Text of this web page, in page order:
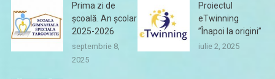
Prima zi de
școală. An școlar
2025-2026
septembrie 8,
2025
Proiectul
eTwinning
”Înapoi la origini”
iulie 2, 2025